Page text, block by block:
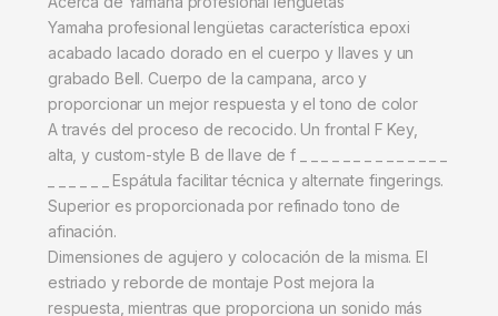
Yamaha profesional lengüetas característica epoxi
acabado lacado dorado en el cuerpo y llaves y un
grabado Bell. Cuerpo de la campana, arco y
proporcionar un mejor respuesta y el tono de color
A través del proceso de recocido. Un frontal F Key,
alta, y custom-style B de llave de f _ _ _ _ _ _ _ _ _ _ _ _ _ _
_ _ _ _ _ _ Espátula facilitar técnica y alternate fingerings.
Superior es proporcionada por refinado tono de
afinación.
Dimensiones de agujero y colocación de la misma. El
estriado y reborde de montaje Post mejora la
respuesta, mientras que proporciona un sonido más